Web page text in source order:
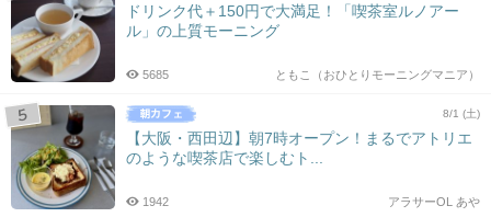
ドリンク代＋150円で大満足！「喫茶室ルノアー
ル」の上質モーニング
ともこ（おひとりモーニングマニア）
5685
8/1 (土)
【大阪・西田辺】朝7時オープン！まるでアトリエ
のような喫茶店で楽しむト...
アラサーOL あや
1942